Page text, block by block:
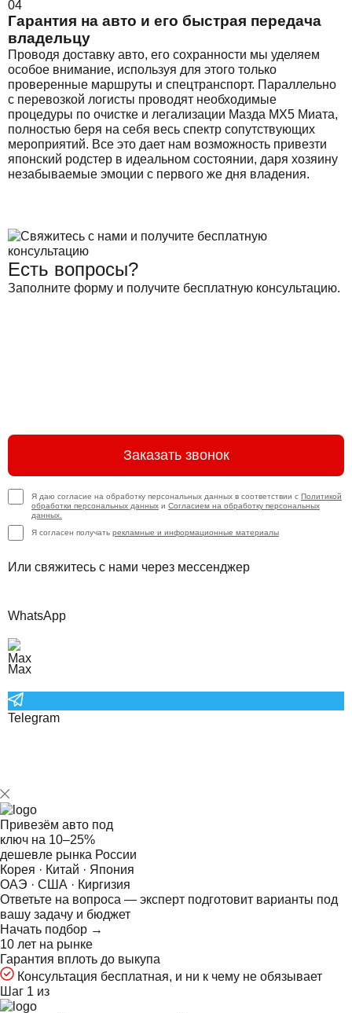
04
Гарантия на авто и его быстрая передача
владельцу
Проводя доставку авто, его сохранности мы уделяем
особое внимание, используя для этого только
проверенные маршруты и спецтранспорт. Параллельно
с перевозкой логисты проводят необходимые
процедуры по очистке и легализации Мазда МХ5 Миата,
полностью беря на себя весь спектр сопутствующих
мероприятий. Все это дает нам возможность привезти
японский родстер в идеальном состоянии, даря хозяину
незабываемые эмоции с первого же дня владения.
Есть вопросы?
Заполните форму и получите бесплатную консультацию.
Заказать звонок
Я даю согласие на обработку персональных данных в соответствии с Политикой
обработки персональных данных и Согласием на обработку персональных
данных.
Я согласен получать рекламные и информационные материалы
Или свяжитесь с нами через мессенджер
WhatsApp
Max
Telegram
Привезём авто под
ключ на 10–25%
дешевле рынка России
Корея · Китай · Япония
ОАЭ · США · Киргизия
Ответьте на вопроса — эксперт подготовит варианты под
вашу задачу и бюджет
Начать подбор →
10 лет на рынке
Гарантия вплоть до выкупа
Консультация бесплатная, и ни к чему не обязывает
Шаг 1 из